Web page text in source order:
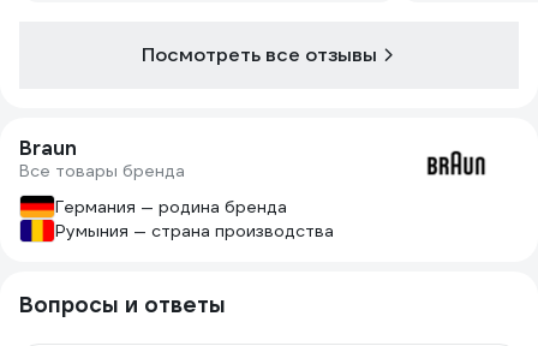
Посмотреть все отзывы
Braun
Все товары бренда
Германия — родина бренда
Румыния — страна производства
Вопросы и ответы